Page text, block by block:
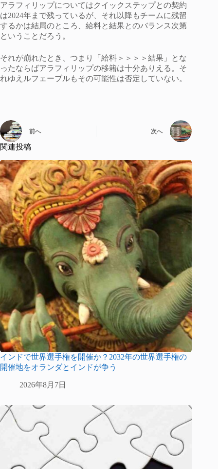
アラフィリップについてはクイックステップとの契約
は2024年まで残っているが、それ以降もチームに残留
するかは結局のところ、給料と結果とのバランス次第
ということだろう。
それが崩れたとき、つまり「給料＞＞＞＞結果」とな
ったならばアラフィリップの移籍は十分ありえる。そ
れゆえルフェーブルもその可能性は否定していない。
前へ 次へ
関連投稿
インドで世界選手権を開催か？2032年の世界選手権の
開催地をオランダとインドが争う
2026年8月7日